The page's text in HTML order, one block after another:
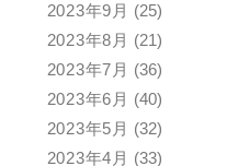
2023年9月 (25)
2023年8月 (21)
2023年7月 (36)
2023年6月 (40)
2023年5月 (32)
2023年4月 (33)